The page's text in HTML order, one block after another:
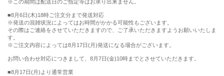
※この期間は配送日のご指定等はお承り出来ません。
■8月6日(木)18時ご注文分まで発送対応
※発送の混雑状況によってはお時間がかかる可能性もございます。
その際はご連絡をさせていただきますので、ご了承いただきますようお願いいたしま
す。
※ご注文内容によっては8月17日(月)発送になる場合がございます。
お問い合わせ対応につきまして、8月7日(金)10時までとさせていただきます。
■8月17日(月)より通常営業